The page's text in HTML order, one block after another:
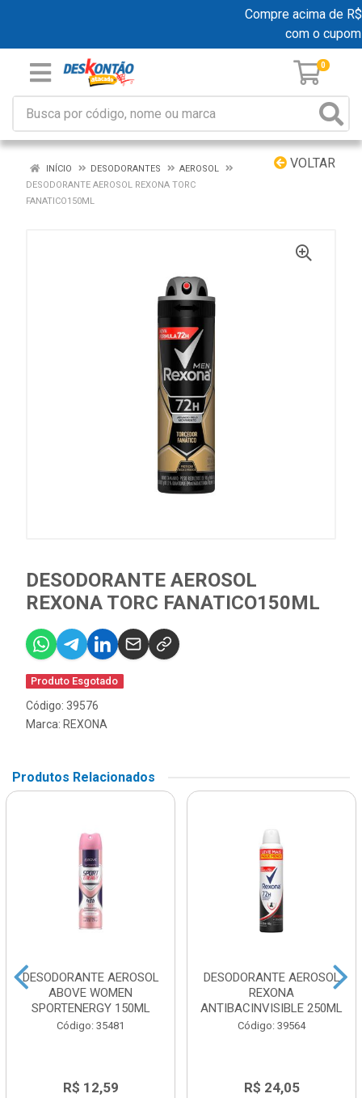
Compre acima de
com o cupom
0
VOLTAR
INÍCIO DESODORANTES
AEROSOL
DESODORANTE AEROSOL REXONA TORC
FANATICO150ML
DESODORANTE AEROSOL
REXONA TORC FANATICO150ML
Produto Esgotado
Código: 39576
Marca: REXONA
Produtos Relacionados
DESODORANTE AEROSOL
ABOVE WOMEN
SPORTENERGY 150ML
Código: 35481
R$ 12,59
DESODORANTE AEROSOL
REXONA
ANTIBACINVISIBLE 250ML
Código: 39564
R$ 24,05